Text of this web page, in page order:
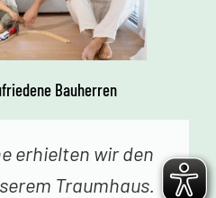
Bauherren
erhielten wir den
Traumhaus.